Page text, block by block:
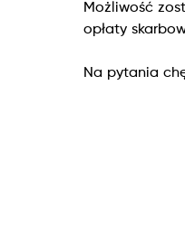
Możliwość
opłaty
Na pytania